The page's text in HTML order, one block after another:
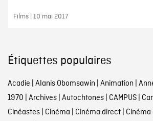
Films | 10 mai 2017
Étiquettes populaires
Acadie | Alanis Obomsawin | Animation |
1970 | Archives| Autochtones| CAMPUS|
Cinéastes| Cinéma | Cinéma direct|